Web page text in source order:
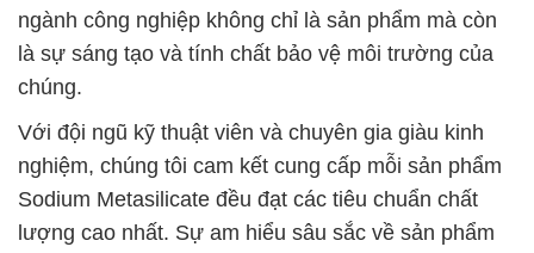
ngành công nghiệp không chỉ là sản phẩm mà còn
là sự sáng tạo và tính chất bảo vệ môi trường của
chúng.
Với đội ngũ kỹ thuật viên và chuyên gia giàu kinh
nghiệm, chúng tôi cam kết cung cấp mỗi sản phẩm
Sodium Metasilicate đều đạt các tiêu chuẩn chất
lượng cao nhất. Sự am hiểu sâu sắc về sản phẩm